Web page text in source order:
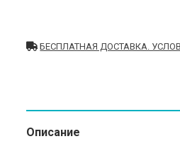
БЕСПЛАТНАЯ ДОСТАВКА.
Описание